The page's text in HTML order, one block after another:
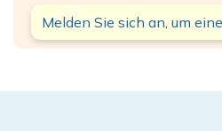
Melden Sie sich an, um